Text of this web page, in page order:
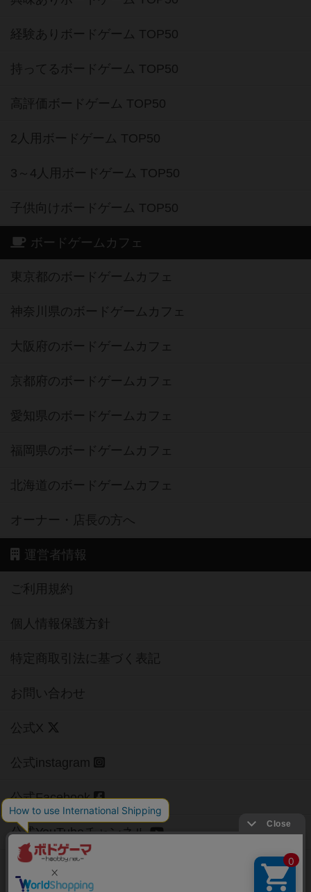
経験ありボードゲーム TOP50
持ってるボードゲーム TOP50
高評価ボードゲーム TOP50
2人用ボードゲーム TOP50
3～4人用ボードゲーム TOP50
子供向けボードゲーム TOP50
ボードゲームカフェ
東京都のボードゲームカフェ
神奈川県のボードゲームカフェ
大阪府のボードゲームカフェ
京都府のボードゲームカフェ
愛知県のボードゲームカフェ
福岡県のボードゲームカフェ
北海道のボードゲームカフェ
オーナー・店長の方へ
運営者情報
ご利用規約
個人情報保護方針
特定商取引法に基づく表記
お問い合わせ
公式X
公式instagram
公式Facebook
公式YouTubeチャンネル